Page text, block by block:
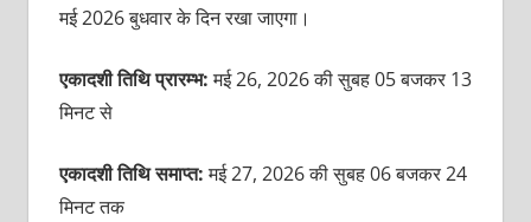
मई 2026 बुधवार के दिन रखा जाएगा।
एकादशी तिथि प्रारम्भ:मई 26, 2026 की सुबह 05 बजकर 13
मिनट से
एकादशी तिथि समाप्त:मई 27, 2026 की सुबह 06 बजकर 24
मिनट तक